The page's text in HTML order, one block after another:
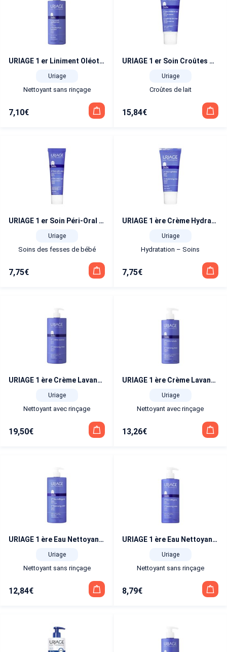
URIAGE 1 er Liniment Oléothermal flacon pompe 500 ml
Uriage
Nettoyant sans rinçage
7,10€
URIAGE 1 er Soin Croûtes de Lait tube 40 ml
Uriage
Croûtes de lait
15,84€
URIAGE 1 er Soin Péri-Oral tube 30 ml
Uriage
Soins des fesses de bébé
7,75€
URIAGE 1 ère Crème Hydratante tube 40 ml
Uriage
Hydratation – Soins
7,75€
URIAGE 1 ère Crème Lavante flacon pompe 1 L
Uriage
Nettoyant avec rinçage
19,50€
URIAGE 1 ère Crème Lavante flacon pompe 500 ml
Uriage
Nettoyant avec rinçage
13,26€
URIAGE 1 ère Eau Nettoyante flacon pompe 1 L
Uriage
Nettoyant sans rinçage
12,84€
URIAGE 1 ère Eau Nettoyante flacon pompe 500 ml
Uriage
Nettoyant sans rinçage
8,79€